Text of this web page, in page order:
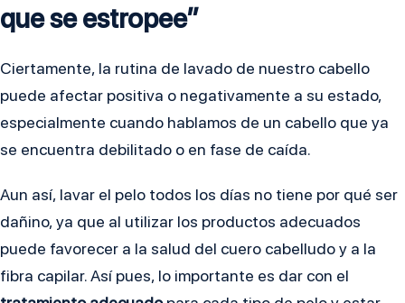
que se estropee”
Ciertamente, la rutina de lavado de nuestro cabello
puede afectar positiva o negativamente a su estado,
especialmente cuando hablamos de un cabello que ya
se encuentra debilitado o en fase de caída.
Aun así, lavar el pelo todos los días no tiene por qué ser
dañino, ya que al utilizar los productos adecuados
puede favorecer a la salud del cuero cabelludo y a la
fibra capilar. Así pues, lo importante es dar con el